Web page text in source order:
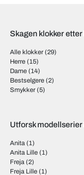
Skagen klokker
Alle klokker (29)
Herre (15)
Dame (14)
Bestselgere (2)
Smykker (5)
Utforsk modellserier
Anita (1)
Anita Lille (1)
Freja (2)
Freja Lille (1)